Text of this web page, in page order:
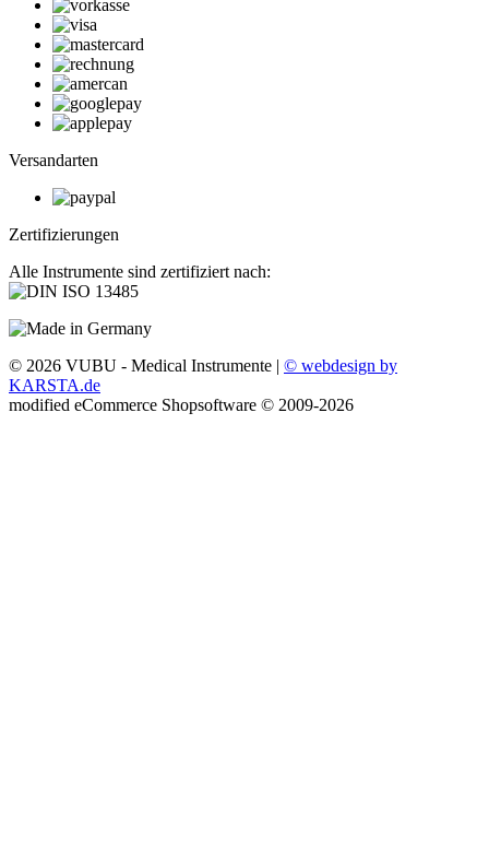
Versandarten
Zertifizierungen
Alle Instrumente sind zertifiziert nach:
© 2026 VUBU - Medical Instrumente | © webdesign by
KARSTA.de
modified eCommerce Shopsoftware © 2009-2026